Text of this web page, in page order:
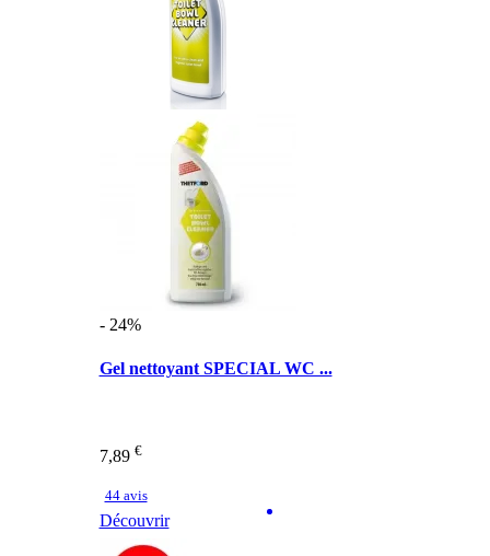
- 24%
Gel nettoyant SPECIAL WC ...
7,89 €
44 avis
Découvrir